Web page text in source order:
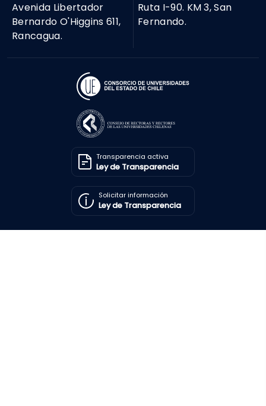
Avenida Libertador
Bernardo O'Higgins 611,
Rancagua.
Ruta I-90. KM 3, San
Fernando.
Transparencia activa
Ley de Transparencia
Solicitar información
Ley de Transparencia